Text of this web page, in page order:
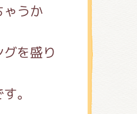
うか
を盛り
。